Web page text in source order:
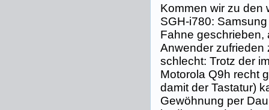
Kommen wir zu den
SGH-i780:
Fahne geschrieben,
Anwender zufrieden
schlecht: Trotz der
Motorola Q9h recht
damit der Tastatur)
Gewöhnung per